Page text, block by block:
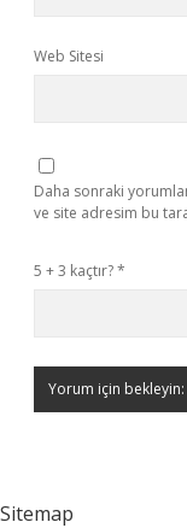
Web Sitesi
Daha sonraki
ve site adresim bu
5 + 3 kaçtır?*
Sitemap